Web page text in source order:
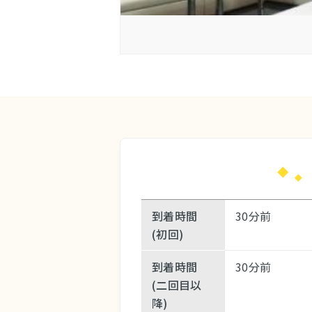
到着時間
(初回)
30分前
到着時間
(二回目以
降)
30分前